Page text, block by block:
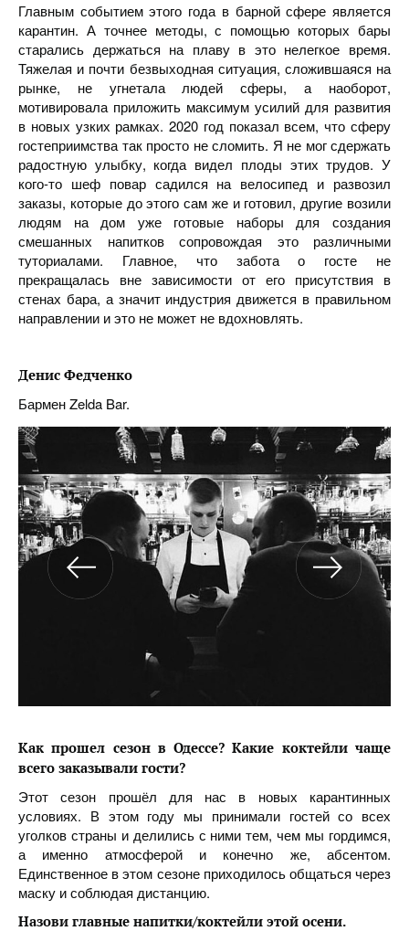
Главным событием этого года в барной сфере является
карантин. А точнее методы, с помощью которых бары
старались держаться на плаву в это нелегкое время.
Тяжелая и почти безвыходная ситуация, сложившаяся на
рынке, не угнетала людей сферы, а наоборот,
мотивировала приложить максимум усилий для развития
в новых узких рамках. 2020 год показал всем, что сферу
гостеприимства так просто не сломить. Я не мог сдержать
радостную улыбку, когда видел плоды этих трудов. У
кого-то шеф повар садился на велосипед и развозил
заказы, которые до этого сам же и готовил, другие возили
людям на дом уже готовые наборы для создания
смешанных напитков сопровождая это различными
туториалами. Главное, что забота о госте не
прекращалась вне зависимости от его присутствия в
стенах бара, а значит индустрия движется в правильном
направлении и это не может не вдохновлять.
Денис Федченко
Бармен Zelda Bar.
Как прошел сезон в Одессе?Какие коктейли чаще
всего заказывали гости?
Этот сезон прошёл для нас в новых карантинных
условиях. В этом году мы принимали гостей со всех
уголков страны и делились с ними тем, чем мы гордимся,
а именно атмосферой и конечно же, абсентом.
Единственное в этом сезоне приходилось общаться через
маску и соблюдая дистанцию.
Назови главные напитки/коктейли этой осени.